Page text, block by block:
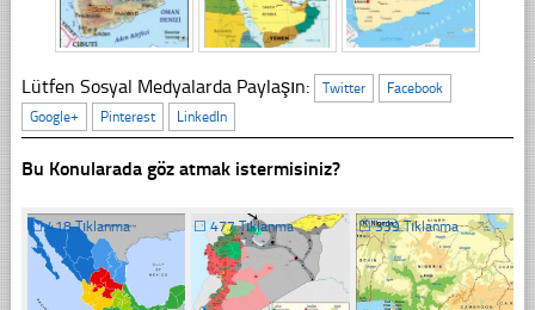
Lütfen Sosyal Medyalarda Paylaşın: Twitter
Facebook
Google+
Pinterest LinkedIn
Bu Konularada göz atmak istermisiniz?
☐418 Tıklanma ☐477 Tıklanma ☐339 Tıklanma